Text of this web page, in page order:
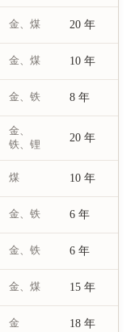
金、煤 20 年
金、煤 10 年
金、铁 8 年
金、
铁、锂
20 年
煤 10 年
金、铁 6 年
金、铁 6 年
金、煤 15 年
金 18 年